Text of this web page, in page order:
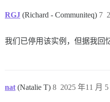
RGJ (Richard - Communiteq) 7
我们已停用该实例，但据我回
nat (Natalie T) 2025 年11 月
8